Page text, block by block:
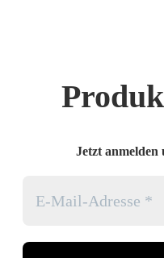
Jetzt anmelden